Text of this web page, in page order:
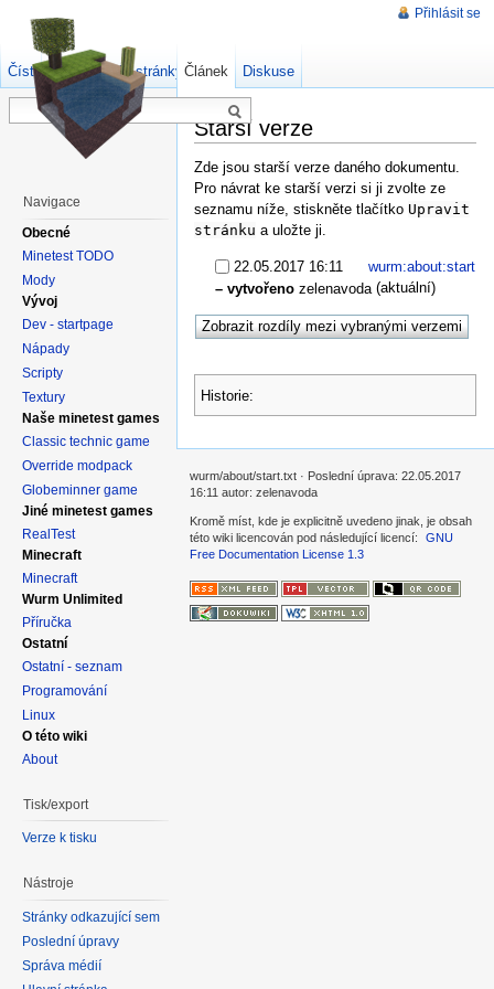
Starší verze
Zde jsou starší verze daného dokumentu.
Pro návrat ke starší verzi si ji zvolte ze
seznamu níže, stiskněte tlačítko Upravit
stránku a uložte ji.
22.05.2017 16:11
wurm:about:start
– vytvořeno zelenavoda (aktuální)
Historie:
Přihlásit se
Článek Diskuse
Číst Zdrojový kód stránky Starší verze
Navigace
Obecné
Minetest TODO
Mody
Vývoj
Dev - startpage
Nápady
Scripty
Textury
Naše minetest games
Classic technic game
Override modpack
Globeminner game
Jiné minetest games
RealTest
Minecraft
Minecraft
Wurm Unlimited
Příručka
Ostatní
Ostatní - seznam
Programování
Linux
O této wiki
About
Tisk/export
Verze k tisku
Nástroje
Stránky odkazující sem
Poslední úpravy
Správa médií
wurm/about/start.txt · Poslední úprava: 22.05.2017
16:11 autor: zelenavoda
Kromě míst, kde je explicitně uvedeno jinak, je obsah
této wiki licencován pod následující licencí:
GNU
Free Documentation License 1.3